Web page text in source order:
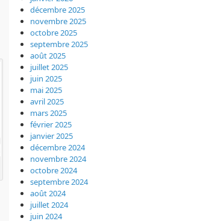
décembre 2025
novembre 2025
octobre 2025
septembre 2025
août 2025
juillet 2025
juin 2025
mai 2025
avril 2025
mars 2025
février 2025
janvier 2025
décembre 2024
novembre 2024
octobre 2024
septembre 2024
août 2024
juillet 2024
juin 2024